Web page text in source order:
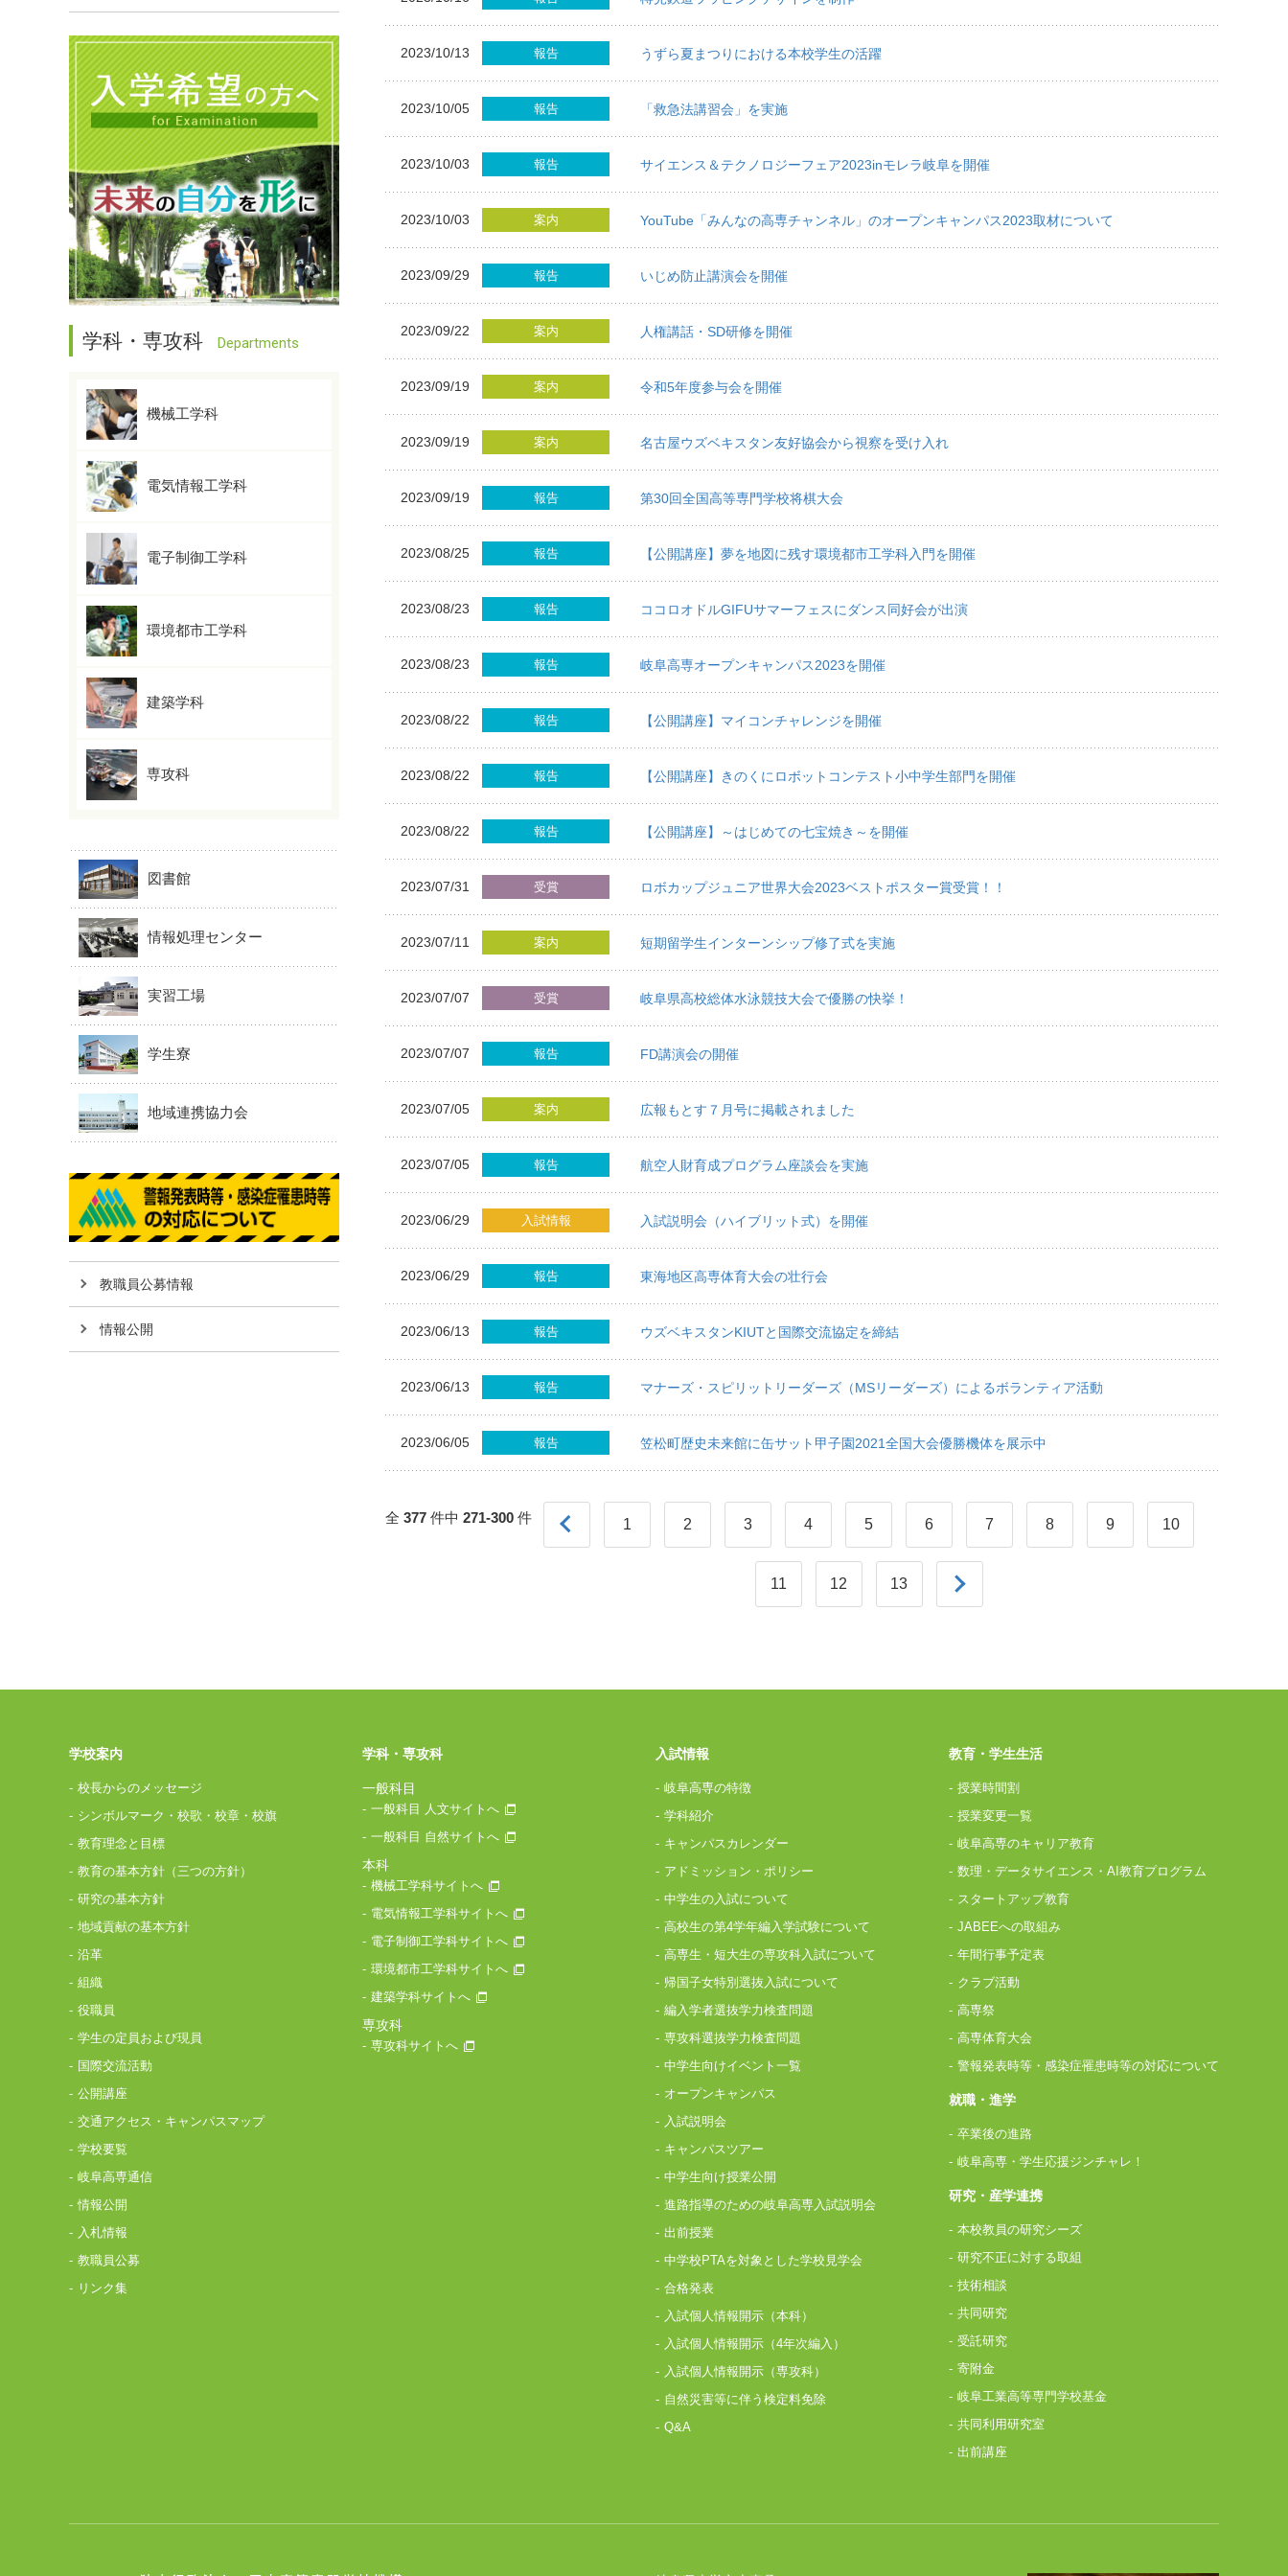
2023/10/13 報告 うずら夏まつりにおける本校学生の活躍
2023/10/05 報告 「救急法講習会」を実施
2023/10/03 報告 サイエンス＆テクノロジーフェア2023inモレラ岐阜を開催
2023/10/03 案内 YouTube「みんなの高専チャンネル」のオープンキャンパス2023取材について
2023/09/29 報告 いじめ防止講演会を開催
2023/09/22 案内 人権講話・SD研修を開催
2023/09/19 案内 令和5年度参与会を開催
2023/09/19 案内 名古屋ウズベキスタン友好協会から視察を受け入れ
2023/09/19 報告 第30回全国高等専門学校将棋大会
2023/08/25 報告 【公開講座】夢を地図に残す環境都市工学科入門を開催
2023/08/23 報告 ココロオドルGIFUサマーフェスにダンス同好会が出演
2023/08/23 報告 岐阜高専オープンキャンパス2023を開催
2023/08/22 報告 【公開講座】マイコンチャレンジを開催
2023/08/22 報告 【公開講座】きのくにロボットコンテスト小中学生部門を開催
2023/08/22 報告 【公開講座】～はじめての七宝焼き～を開催
2023/07/31 受賞 ロボカップジュニア世界大会2023ベストポスター賞受賞！！
2023/07/11 案内 短期留学生インターンシップ修了式を実施
2023/07/07 受賞 岐阜県高校総体水泳競技大会で優勝の快挙！
2023/07/07 報告 FD講演会の開催
2023/07/05 案内 広報もとす７月号に掲載されました
2023/07/05 報告 航空人財育成プログラム座談会を実施
2023/06/29 入試情報 入試説明会（ハイブリット式）を開催
2023/06/29 報告 東海地区高専体育大会の壮行会
2023/06/13 報告 ウズベキスタンKIUTと国際交流協定を締結
2023/06/13 報告 マナーズ・スピリットリーダーズ（MSリーダーズ）によるボランティア活動
2023/06/05 報告 笠松町歴史未来館に缶サット甲子園2021全国大会優勝機体を展示中
全 377 件中 271-300 件 1 2 3 4 5 6 7 8 9 10
11 12 13
学科・専攻科 Departments
機械工学科
電気情報工学科
電子制御工学科
環境都市工学科
建築学科
専攻科
図書館
情報処理センター
実習工場
学生寮
地域連携協力会
教職員公募情報
情報公開
学校案内
校長からのメッセージ
シンボルマーク・校歌・校章・校旗
教育理念と目標
教育の基本方針（三つの方針）
研究の基本方針
地域貢献の基本方針
沿革
組織
役職員
学生の定員および現員
国際交流活動
公開講座
交通アクセス・キャンパスマップ
学校要覧
岐阜高専通信
情報公開
入札情報
教職員公募
リンク集
学科・専攻科
一般科目
一般科目 人文サイトへ
一般科目 自然サイトへ
本科
機械工学科サイトへ
電気情報工学科サイトへ
電子制御工学科サイトへ
環境都市工学科サイトへ
建築学科サイトへ
専攻科
専攻科サイトへ
入試情報
岐阜高専の特徴
学科紹介
キャンパスカレンダー
アドミッション・ポリシー
中学生の入試について
高校生の第4学年編入学試験について
高専生・短大生の専攻科入試について
帰国子女特別選抜入試について
編入学者選抜学力検査問題
専攻科選抜学力検査問題
中学生向けイベント一覧
オープンキャンパス
入試説明会
キャンパスツアー
中学生向け授業公開
進路指導のための岐阜高専入試説明会
出前授業
中学校PTAを対象とした学校見学会
合格発表
入試個人情報開示（本科）
入試個人情報開示（4年次編入）
入試個人情報開示（専攻科）
自然災害等に伴う検定料免除
Q&A
教育・学生生活
授業時間割
授業変更一覧
岐阜高専のキャリア教育
数理・データサイエンス・AI教育プログラム
スタートアップ教育
JABEEへの取組み
年間行事予定表
クラブ活動
高専祭
高専体育大会
警報発表時等・感染症罹患時等の対応について
就職・進学
卒業後の進路
岐阜高専・学生応援ジンチャレ！
研究・産学連携
本校教員の研究シーズ
研究不正に対する取組
技術相談
共同研究
受託研究
寄附金
岐阜工業高等専門学校基金
共同利用研究室
出前講座